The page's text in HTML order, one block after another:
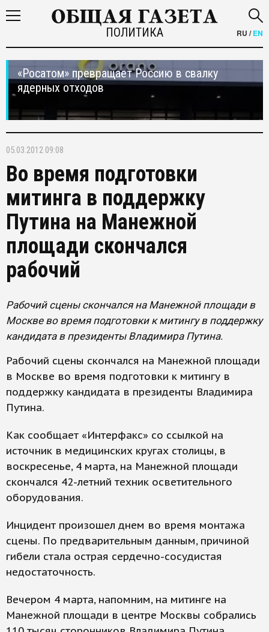
ПОЛИТИКА RU /EN
«Росатом» превращает Россию в свалку
ядерных отходов
05.03.2012 09:08
Во время подготовки
митинга в поддержку
Путина на Манежной
площади скончался
рабочий
Рабочий сцены скончался на Манежной площади в
Москве во время подготовки к митингу в поддержку
кандидата в президенты Владимира Путина.
Рабочий сцены скончался на Манежной площади
в Москве во время подготовки к митингу в
поддержку кандидата в президенты Владимира
Путина.
Как сообщает «Интерфакс» со ссылкой на
источник в медицинских кругах столицы, в
воскресенье, 4 марта, на Манежной площади
скончался 42-летний техник осветительного
оборудования.
Инцидент произошел днем во время монтажа
сцены. По предварительным данным, причиной
гибели стала острая сердечно-сосудистая
недостаточность.
Вечером 4 марта, напомним, на митинге на
Манежной площади в центре Москвы собрались